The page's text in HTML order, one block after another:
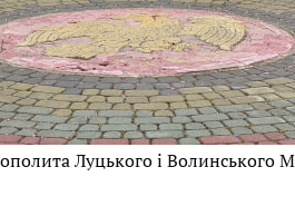
Луцького і Волинського